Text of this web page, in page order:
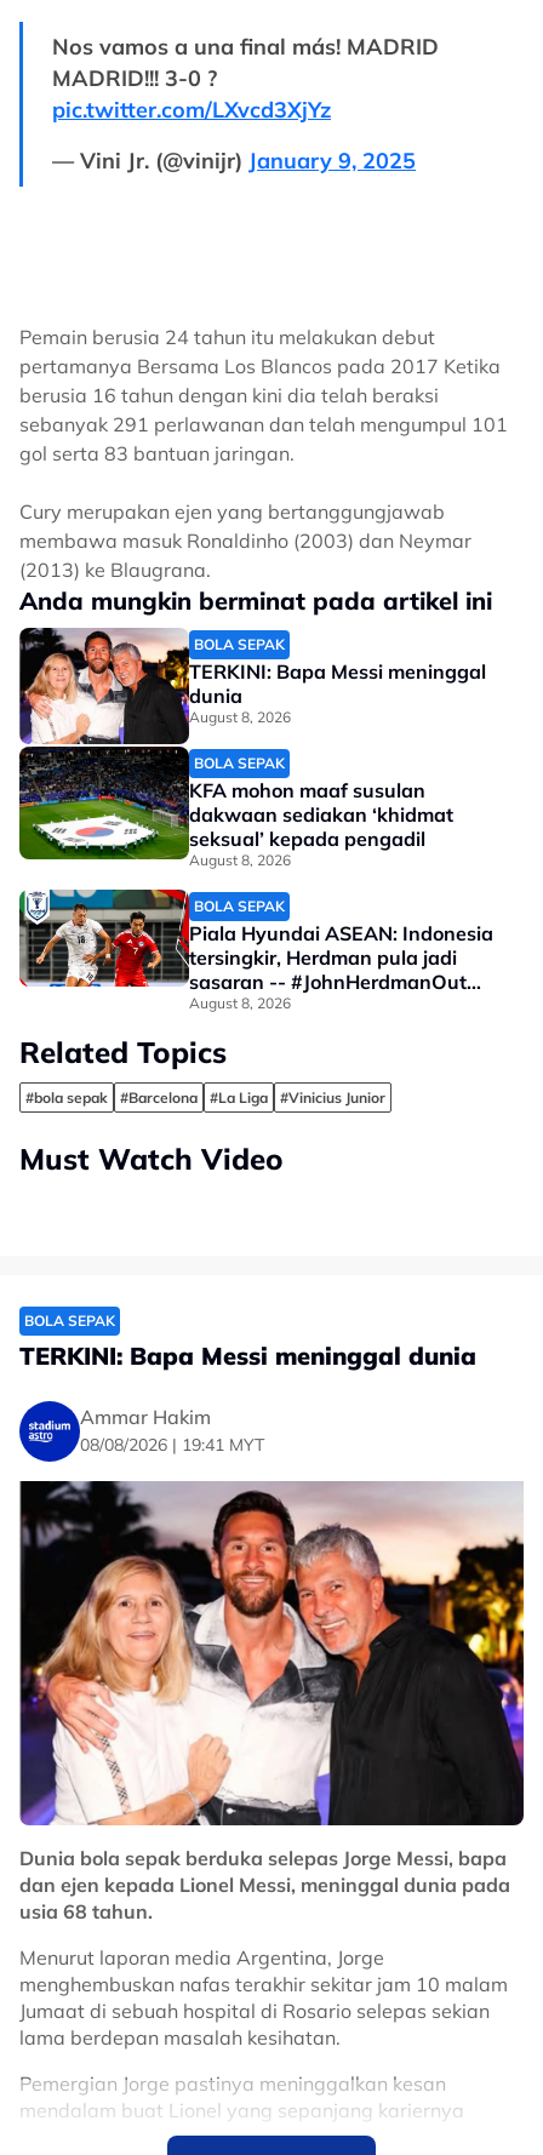
Nos vamos a una final más! MADRID
MADRID!!! 3-0 ?
pic.twitter.com/LXvcd3XjYz
— Vini Jr. (@vinijr) January 9, 2025
Pemain berusia 24 tahun itu melakukan debut
pertamanya Bersama Los Blancos pada 2017 Ketika
berusia 16 tahun dengan kini dia telah beraksi
sebanyak 291 perlawanan dan telah mengumpul 101
gol serta 83 bantuan jaringan.
Cury merupakan ejen yang bertanggungjawab
membawa masuk Ronaldinho (2003) dan Neymar
(2013) ke Blaugrana.
Anda mungkin berminat pada artikel ini
BOLA SEPAK
TERKINI: Bapa Messi meninggal
dunia
August 8, 2026
BOLA SEPAK
KFA mohon maaf susulan
dakwaan sediakan ‘khidmat
seksual’ kepada pengadil
August 8, 2026
BOLA SEPAK
Piala Hyundai ASEAN: Indonesia
tersingkir, Herdman pula jadi
sasaran -- #JohnHerdmanOut
meletup!
August 8, 2026
Related Topics
#bola sepak #Barcelona #La Liga #Vinicius Junior
Must Watch Video
BOLA SEPAK
TERKINI: Bapa Messi meninggal dunia
Ammar Hakim
08/08/2026 | 19:41 MYT
Dunia bola sepak berduka selepas Jorge Messi, bapa
dan ejen kepada Lionel Messi, meninggal dunia pada
usia 68 tahun.
Menurut laporan media Argentina, Jorge
menghembuskan nafas terakhir sekitar jam 10 malam
Jumaat di sebuah hospital di Rosario selepas sekian
lama berdepan masalah kesihatan.
Pemergian Jorge pastinya meninggalkan kesan
mendalam buat Lionel yang sepanjang kariernya
mempunyai hubungan sangat rapat dengan bapanya.